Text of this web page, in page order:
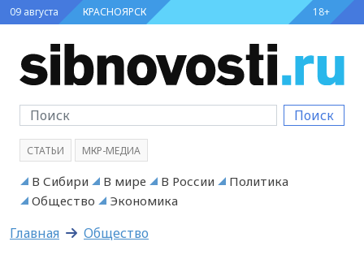
09 августа КРАСНОЯРСК 18+
Поиск
СТАТЬИ МКР-МЕДИА
В Сибири В мире В России
Политика
Общество
Экономика
Главная Общество